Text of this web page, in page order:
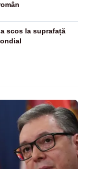
scos la suprafață